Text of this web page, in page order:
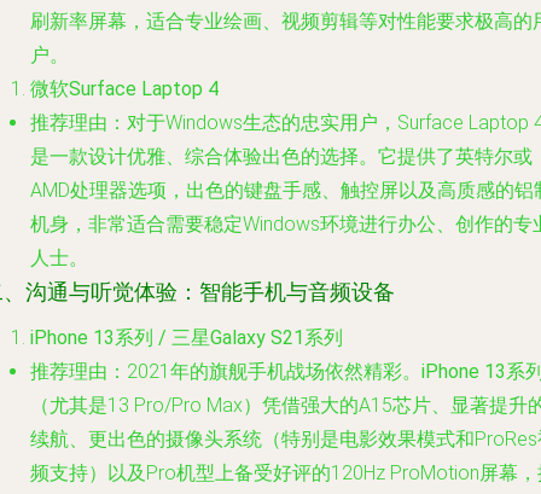
刷新率屏幕，适合专业绘画、视频剪辑等对性能要求极高的
户。
微软Surface Laptop 4
推荐理由 ：对于Windows生态的忠实用户，Surface Laptop
是一款设计优雅、综合体验出色的选择。它提供了英特尔或
AMD处理器选项，出色的键盘手感、触控屏以及高质感的铝
机身，非常适合需要稳定Windows环境进行办公、创作的专
人士。
沟通与听觉体验：智能手机与音频设备
iPhone 13系列 / 三星Galaxy S21系列
推荐理由 ：2021年的旗舰手机战场依然精彩。 iPhone 13系
（尤其是13 Pro/Pro Max）凭借强大的A15芯片、显著提升
续航、更出色的摄像头系统（特别是电影效果模式和
频支持）以及Pro机型上备受好评的120Hz ProMotion屏幕